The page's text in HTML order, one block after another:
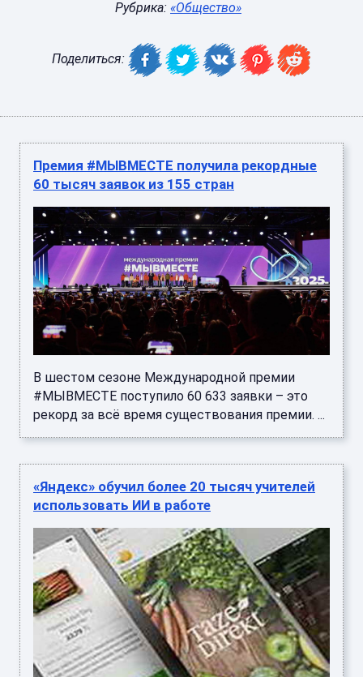
Рубрика: «Общество»
Поделиться:
Премия #МЫВМЕСТЕ получила рекордные
60 тысяч заявок из 155 стран
В шестом сезоне Международной премии
#МЫВМЕСТЕ поступило 60 633 заявки – это
рекорд за всё время существования премии. ...
«Яндекс» обучил более 20 тысяч учителей
использовать ИИ в работе